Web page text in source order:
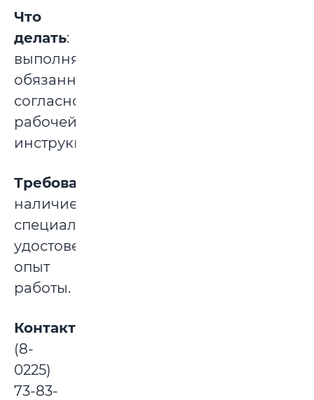
Что
делать:
выполнять
обязанности
согласно
рабочей
инструкции.
Требования:
наличие
специального
удостоверения,
опыт
работы.
Контакты:
(8-
0225)
73-83-